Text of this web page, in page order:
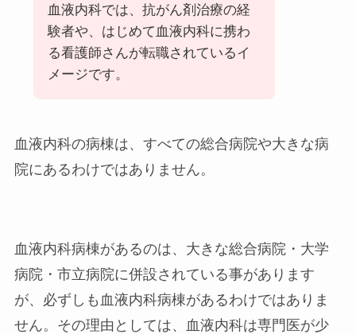
血液内科では、抗がん剤治療の経
験者や、はじめて血液内科に携わ
る看護師さんが転職されているイ
メージです。
血液内科の病棟は、すべての総合病院や大きな病
院にあるわけではありません。
血液内科病棟があるのは、大きな総合病院・大学
病院・市立病院に併設されている事があります
が、必ずしも血液内科病棟があるわけではありま
せん。その理由としては、血液内科は専門医が少